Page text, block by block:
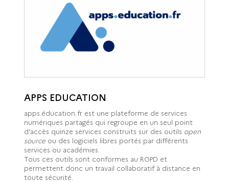
APPS EDUCATION
apps.éducation.fr est une plateforme de services
numériques partagés qui regroupe en un seul point
d’accès quinze services construits sur des outils open
source ou des logiciels libres portés par différents
services ou académies.
Tous ces outils sont conformes au RGPD et
permettent donc un travail collaboratif à distance en
toute sécurité.